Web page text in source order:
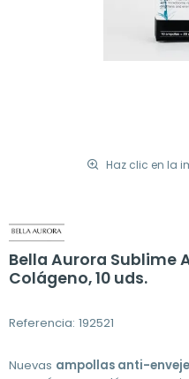
Haz clic en la
Bella Aurora Sublime
Colágeno, 10 uds.
Referencia: 192521
Nuevas ampollas anti-